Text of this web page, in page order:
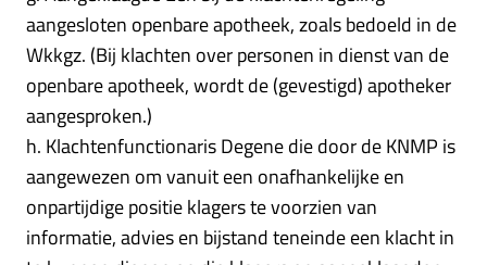
aangesloten openbare apotheek, zoals bedoeld in de
Wkkgz. (Bij klachten over personen in dienst van de
openbare apotheek, wordt de (gevestigd) apotheker
aangesproken.)
h. Klachtenfunctionaris Degene die door de KNMP is
aangewezen om vanuit een onafhankelijke en
onpartijdige positie klagers te voorzien van
informatie, advies en bijstand teneinde een klacht in